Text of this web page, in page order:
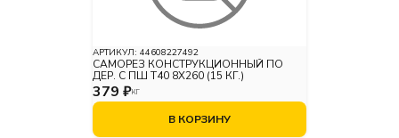
АРТИКУЛ: 44608227492
САМОРЕЗ КОНСТРУКЦИОННЫЙ ПО
ДЕР. С ПШ Т40 8Х260 (15 КГ.)
379 ₽КГ
В КОРЗИНУ